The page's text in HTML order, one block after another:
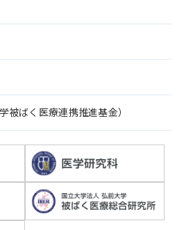
被ばく医療連携推進基金）